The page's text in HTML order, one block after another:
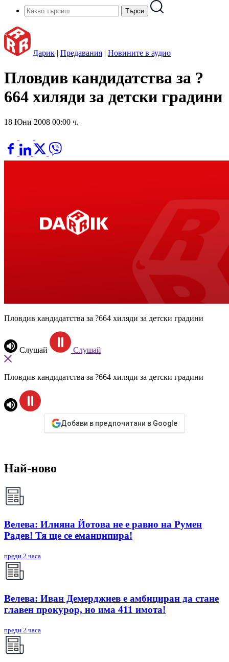
Дарик | Предавания | Новините в аудио
Пловдив кандидатства за ?
664 хиляди за детски градини
18 Юни 2008 00:00 ч.
Пловдив кандидатства за ?664 хиляди за детски градини
Слушай Слушай
Пловдив кандидатства за ?664 хиляди за детски градини
Добави в предпочитани в Google
Най-ново
Велева: Илияна Йотова не е равно на Румен
Радев! Тя ще се еманципира!
преди 2 часа
Велева: Иван Демерджиев е амбициран да стане
главен прокурор, но има 411 имота!
преди 2 часа